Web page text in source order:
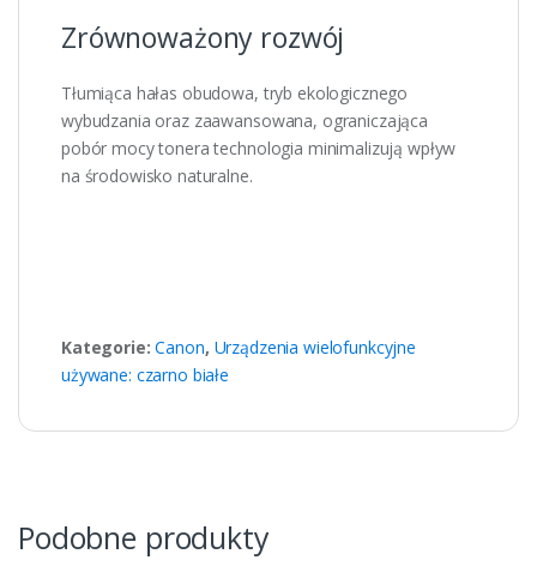
Zrównoważony rozwój
Tłumiąca hałas obudowa, tryb ekologicznego
wybudzania oraz zaawansowana, ograniczająca
pobór mocy tonera technologia minimalizują wpływ
na środowisko naturalne.
Kategorie:Canon, Urządzenia wielofunkcyjne
używane: czarno białe
Podobne produkty